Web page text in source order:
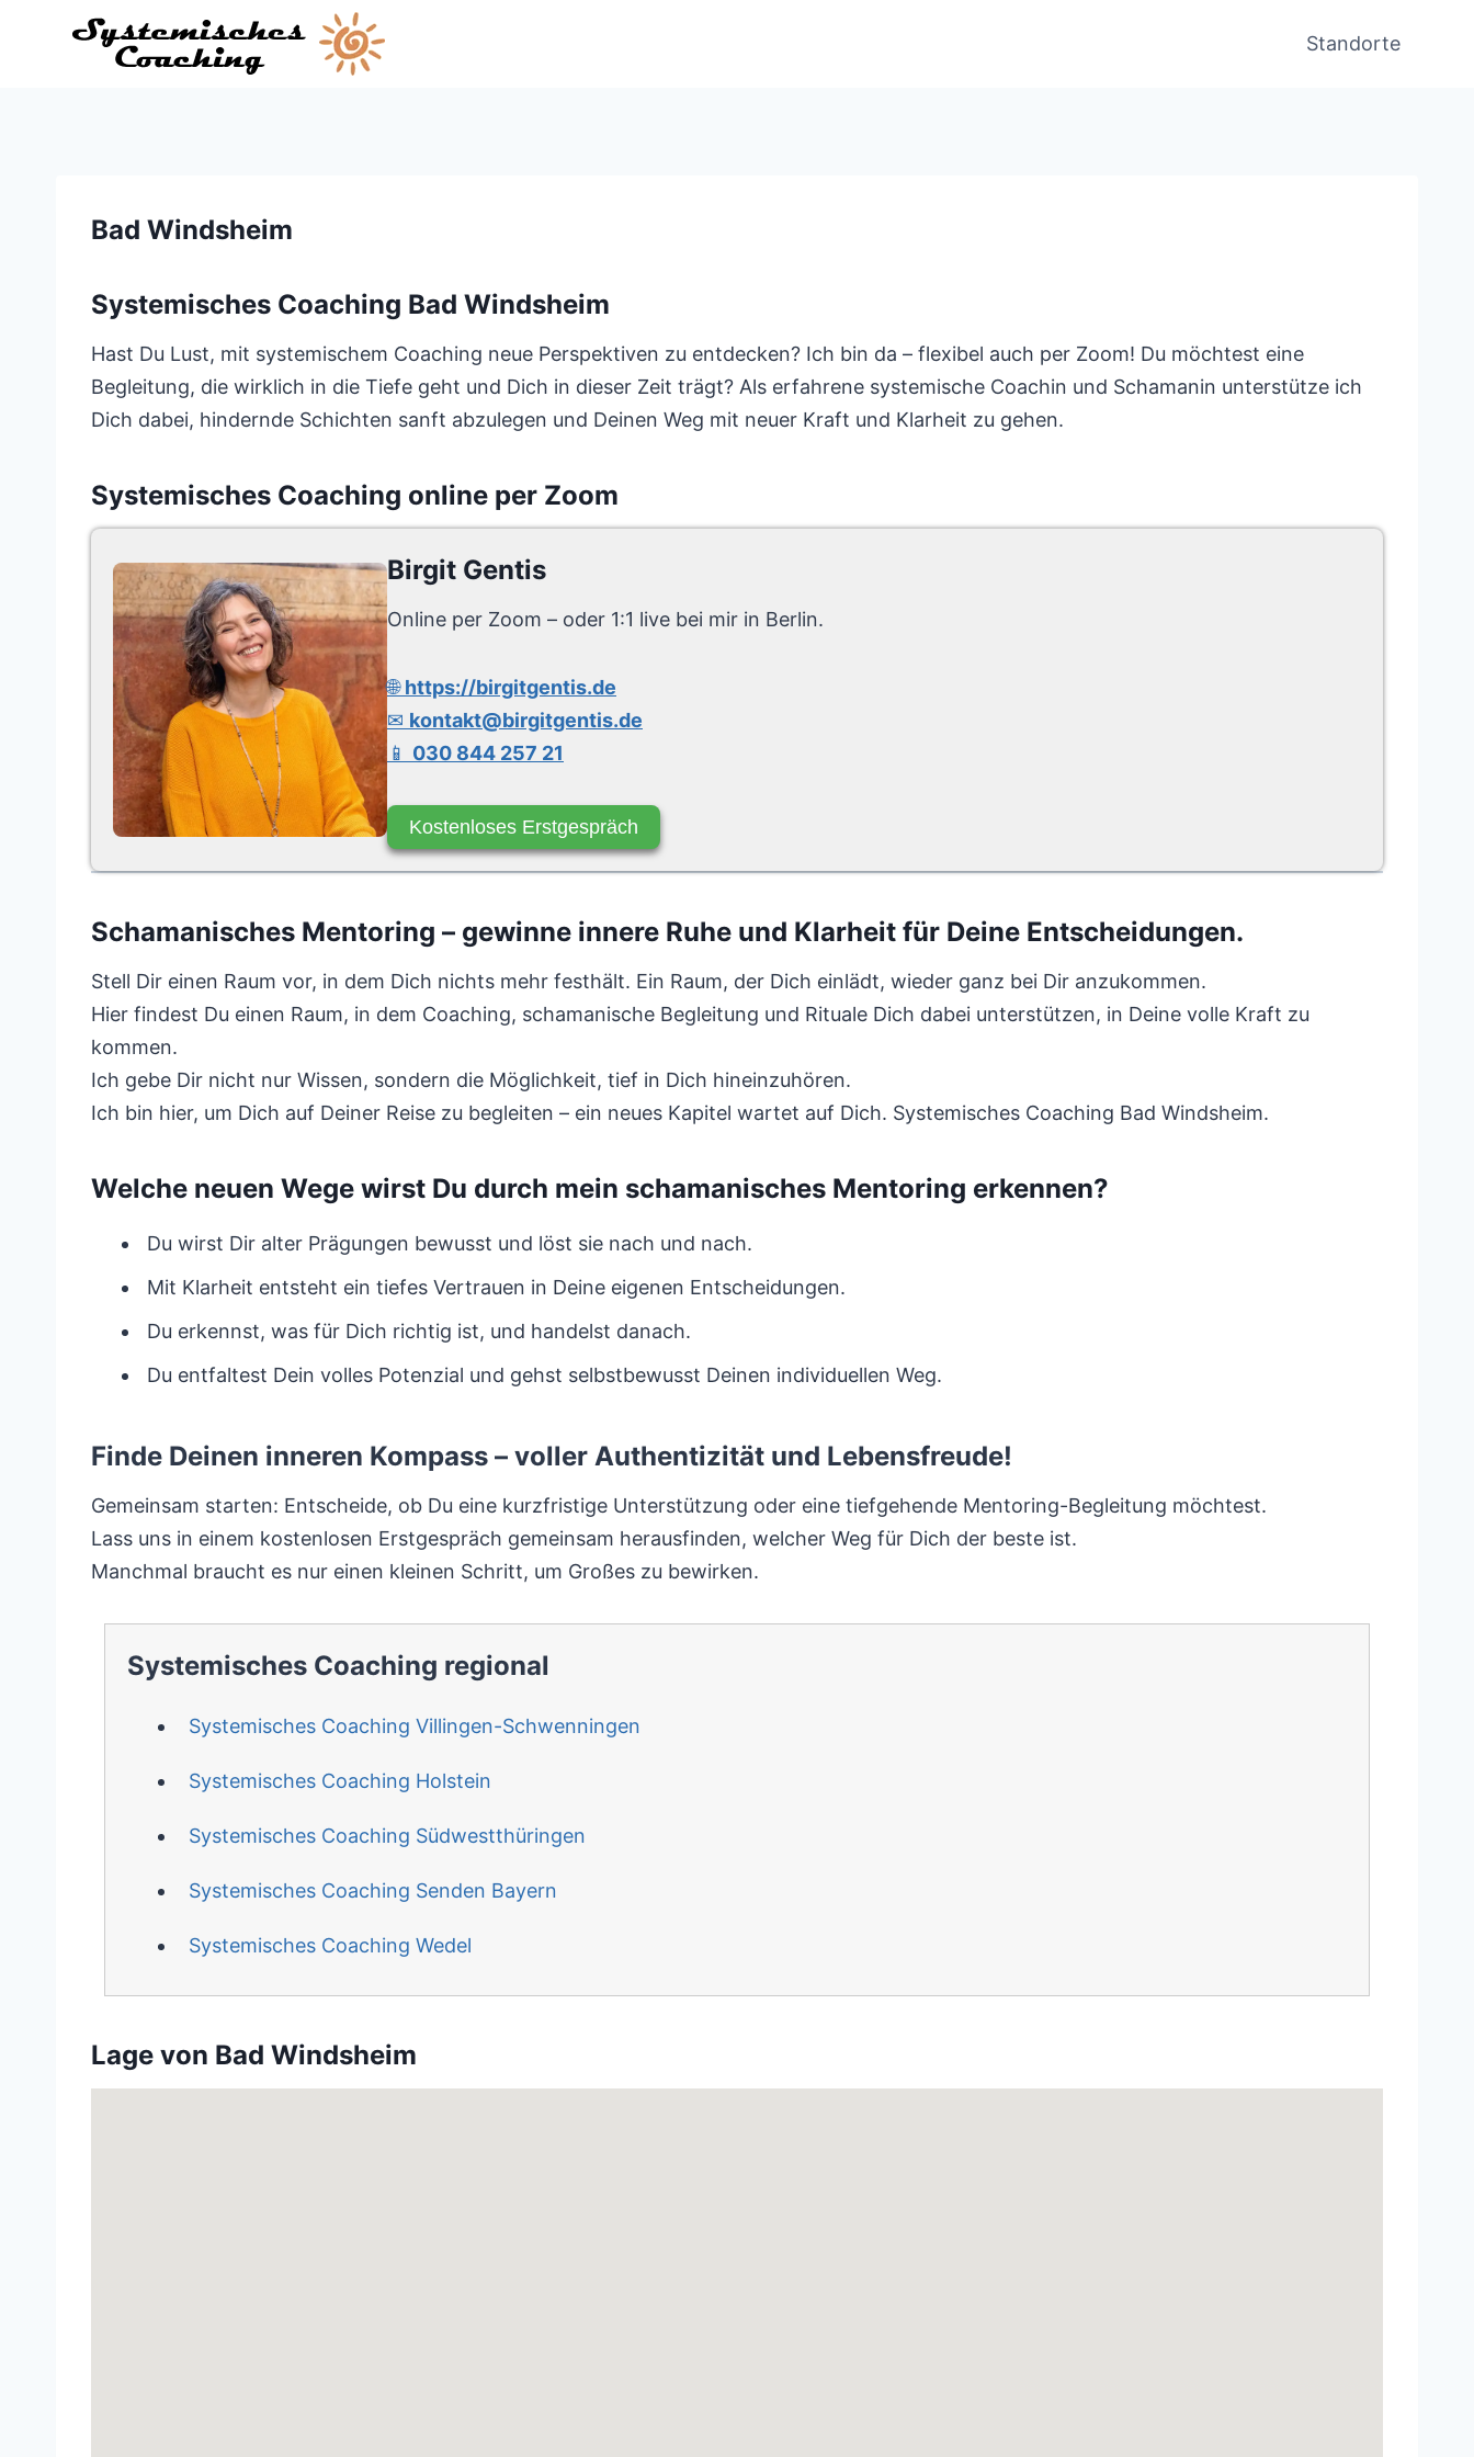
Standorte
Bad Windsheim
Systemisches Coaching Bad Windsheim
Hast Du Lust, mit systemischem Coaching neue Perspektiven zu entdecken? Ich bin da – flexibel auch per Zoom! Du möchtest eine
Begleitung, die wirklich in die Tiefe geht und Dich in dieser Zeit trägt? Als erfahrene systemische Coachin und Schamanin unterstütze ich
Dich dabei, hindernde Schichten sanft abzulegen und Deinen Weg mit neuer Kraft und Klarheit zu gehen.
Systemisches Coaching online per Zoom
Birgit Gentis
Online per Zoom – oder 1:1 live bei mir in Berlin.
🌐https://birgitgentis.de
✉ kontakt@birgitgentis.de
📱 030 844 257 21
Kostenloses Erstgespräch
Schamanisches Mentoring – gewinne innere Ruhe und Klarheit für Deine Entscheidungen.
Stell Dir einen Raum vor, in dem Dich nichts mehr festhält. Ein Raum, der Dich einlädt, wieder ganz bei Dir anzukommen.
Hier findest Du einen Raum, in dem Coaching, schamanische Begleitung und Rituale Dich dabei unterstützen, in Deine volle Kraft zu
kommen.
Ich gebe Dir nicht nur Wissen, sondern die Möglichkeit, tief in Dich hineinzuhören.
Ich bin hier, um Dich auf Deiner Reise zu begleiten – ein neues Kapitel wartet auf Dich. Systemisches Coaching Bad Windsheim.
Welche neuen Wege wirst Du durch mein schamanisches Mentoring erkennen?
Du wirst Dir alter Prägungen bewusst und löst sie nach und nach.
Mit Klarheit entsteht ein tiefes Vertrauen in Deine eigenen Entscheidungen.
Du erkennst, was für Dich richtig ist, und handelst danach.
Du entfaltest Dein volles Potenzial und gehst selbstbewusst Deinen individuellen Weg.
Finde Deinen inneren Kompass – voller Authentizität und Lebensfreude!
Gemeinsam starten: Entscheide, ob Du eine kurzfristige Unterstützung oder eine tiefgehende Mentoring-Begleitung möchtest.
Lass uns in einem kostenlosen Erstgespräch gemeinsam herausfinden, welcher Weg für Dich der beste ist.
Manchmal braucht es nur einen kleinen Schritt, um Großes zu bewirken.
Systemisches Coaching regional
Systemisches Coaching Villingen-Schwenningen
Systemisches Coaching Holstein
Systemisches Coaching Südwestthüringen
Systemisches Coaching Senden Bayern
Systemisches Coaching Wedel
Lage von Bad Windsheim